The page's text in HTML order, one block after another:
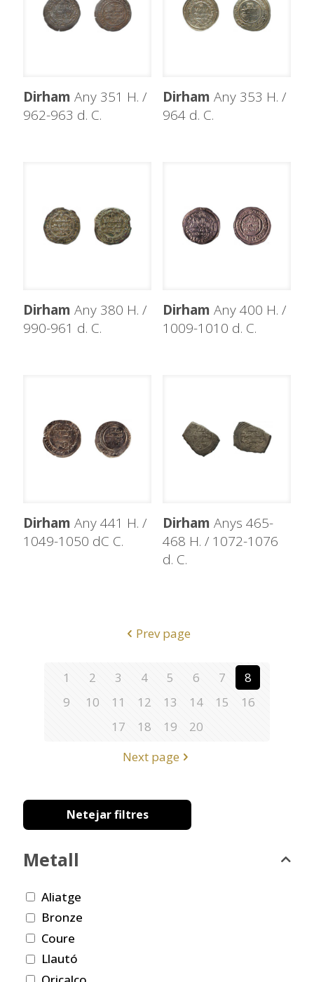
Dirham Any 351 H. /
962-963 d. C.
Dirham Any 353 H. /
964 d. C.
Dirham Any 380 H. /
990-961 d. C.
Dirham Any 400 H. /
1009-1010 d. C.
Dirham Any 441 H. /
1049-1050 dC C.
Dirham Anys 465-
468 H. / 1072-1076
d. C.
Prev page
1 2 3 4 5 6 7
8
9
10 11 12 13 14 15
16
17
18 19
20
Next page
Netejar filtres
Metall
Aliatge
Bronze
Coure
Llautó